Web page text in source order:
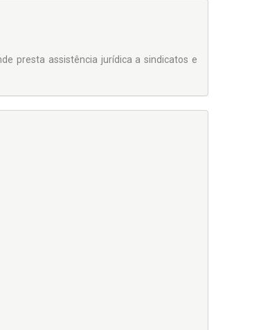
presta assistência jurídica a sindicatos e